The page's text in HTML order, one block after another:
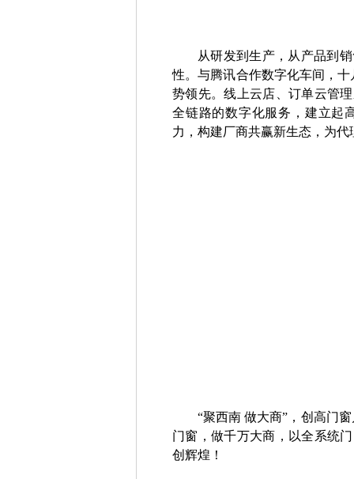
从研发到生产，从产品到
性。与腾讯合作数字化车间，
势领先。线上云店、订单云管
全链路的数字化服务，建立起
力，构建厂商共赢新生态，为
“聚西南 做大商”，创高门
门窗，做千万大商，以全系统
创辉煌！